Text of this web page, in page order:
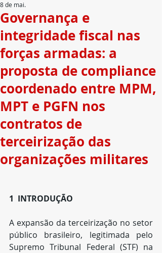
Governança e
integridade fiscal nas
forças armadas: a
proposta de compliance
coordenado entre MPM,
MPT e PGFN nos
contratos de
terceirização das
organizações militares
8 de mai.
1  INTRODUÇÃO
A expansão da terceirização no setor
público brasileiro, legitimada pelo
Supremo Tribunal Federal (STF) na